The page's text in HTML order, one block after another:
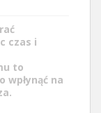
czas i
to
wpłynąć na